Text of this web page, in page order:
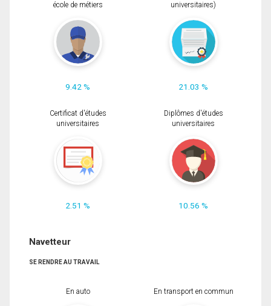
école de métiers
9.42 %
universitaires)
21.03 %
Certificat d'études
universitaires
2.51 %
Diplômes d'études
universitaires
10.56 %
Navetteur
SE RENDRE AU TRAVAIL
En auto En transport en commun